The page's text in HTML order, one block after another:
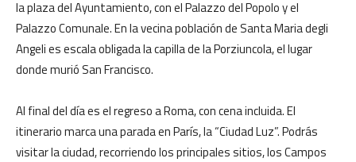
la plaza del Ayuntamiento, con el Palazzo del Popolo y el
Palazzo Comunale. En la vecina población de Santa Maria degli
Angeli es escala obligada la capilla de la Porziuncola, el lugar
donde murió San Francisco.
Al final del día es el regreso a Roma, con cena incluida. El
itinerario marca una parada en París, la “Ciudad Luz”. Podrás
visitar la ciudad, recorriendo los principales sitios, los Campos